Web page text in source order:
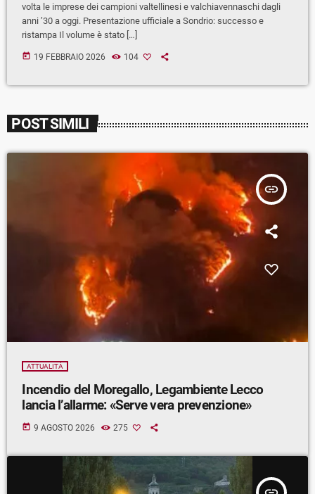
volta le imprese dei campioni valtellinesi e valchiavennaschi dagli
anni ’30 a oggi. Presentazione ufficiale a Sondrio: successo e
ristampa Il volume è stato […]
today 19 FEBBRAIO 2026 104
POST SIMILI
insert_link
ATTUALITÀ
Incendio del Moregallo, Legambiente Lecco
lancia l’allarme: «Serve vera prevenzione»
today 9 AGOSTO 2026 275